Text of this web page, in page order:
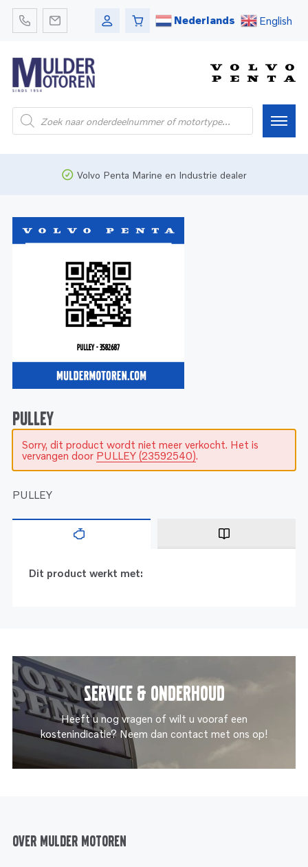
Nederlands English
Onderdelen
Bedrijfsvaart
Onderdelen
Motoren
Onderdelen
Service
Motoren
Service en onderhoud
Reman – Pleziervaart
Reman - Bedrijfsvaart
Reman – Industrie
Volvo Penta Marine en Industrie dealer
PULLEY
Sorry, dit product wordt niet meer verkocht. Het is
vervangen door PULLEY (23592540).
PULLEY
Dit product werkt met:
Service & onderhoud
Heeft u nog vragen of wilt u vooraf een
kostenindicatie? Neem dan contact met ons op!
Over Mulder Motoren